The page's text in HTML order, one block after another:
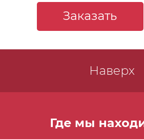
Заказать
Наверх
Где мы